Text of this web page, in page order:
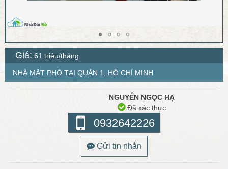
Giá: 61 triệu/tháng
NHÀ MẶT PHỐ TẠI QUẬN 1, HỒ CHÍ MINH
NGUYỄN NGỌC HẠ
Đã xác thực
0932642226
Gửi tin nhắn